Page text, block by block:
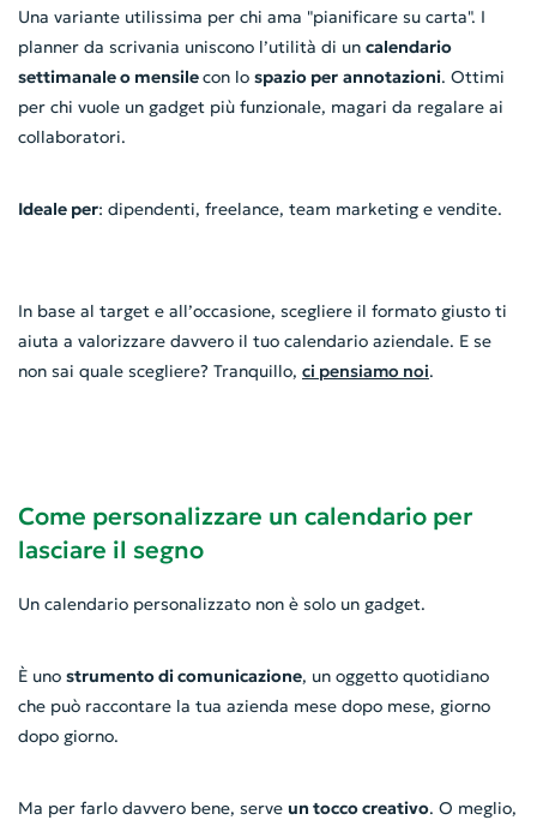
Una variante utilissima per chi ama "pianificare su carta". I
planner da scrivania uniscono l’utilità di un calendario
settimanale o mensilecon lo spazio per annotazioni. Ottimi
per chi vuole un gadget più funzionale, magari da regalare ai
collaboratori.
Ideale per: dipendenti, freelance, team marketing e vendite.
In base al target e all’occasione, scegliere il formato giusto ti
aiuta a valorizzare davvero il tuo calendario aziendale. E se
non sai quale scegliere? Tranquillo, ci pensiamo noi.
Come personalizzare un calendario per
lasciare il segno
Un calendario personalizzato non è solo un gadget.
È uno strumento di comunicazione, un oggetto quotidiano
che può raccontare la tua azienda mese dopo mese, giorno
dopo giorno.
Ma per farlo davvero bene, serve un tocco creativo. O meglio,